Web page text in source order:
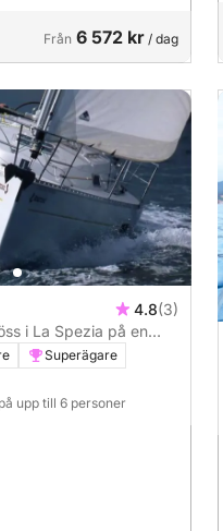
Från 6 572 kr / dag
4.8(3)
i La Spezia på en
Superägare
upp till 6 personer